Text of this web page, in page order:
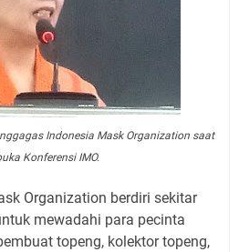
Indonesia Mask Organization saat
Konferensi IMO.
Organization berdiri sekitar
mewadahi para pecinta
topeng, kolektor topeng,